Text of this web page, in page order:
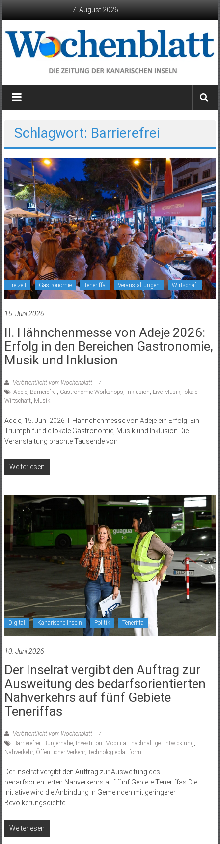
7. August 2026
Wochenblatt
die
Kanarischen
Inseln
Schlagwort: Barrierefrei
Freizeit Gastronomie Teneriffa Veranstaltungen Wirtschaft
15. Juni 2026
II. Hähnchenmesse von Adeje 2026:
Erfolg in den Bereichen Gastronomie,
Musik und Inklusion
Veröffentlicht von: Wochenblatt
Adeje, Barrierefrei, Gastronomie-Workshops, Inklusion, Live-Musik, lokale
Wirtschaft, Musik
Adeje, 15. Juni 2026 II. Hähnchenmesse von Adeje ein Erfolg: Ein
Triumph für die lokale Gastronomie, Musik und Inklusion Die
Veranstaltung brachte Tausende von
Weiterlesen
Digital Kanarische Inseln Politik Teneriffa
10. Juni 2026
Der Inselrat vergibt den Auftrag zur
Ausweitung des bedarfsorientierten
Nahverkehrs auf fünf Gebiete
Teneriffas
Veröffentlicht von: Wochenblatt
Barrierefrei, Bürgernähe, Investition, Mobilität, nachhaltige Entwicklung,
Nahverkehr, Öffentlicher Verkehr, Technologieplattform
Der Inselrat vergibt den Auftrag zur Ausweitung des
bedarfsorientierten Nahverkehrs auf fünf Gebiete Teneriffas Die
Initiative wird die Anbindung in Gemeinden mit geringerer
Bevölkerungsdichte
Weiterlesen